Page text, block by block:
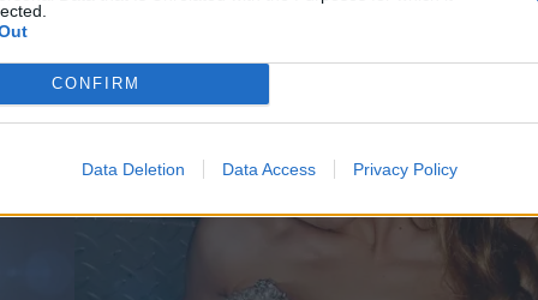
CONFIRM
Data Deletion Data Access Privacy Policy